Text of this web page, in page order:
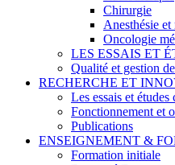
Chirurgie
Anesthésie
Oncologie
LES ESSAIS ET
Qualité et gestion
RECHERCHE ET
Les essais et études
Fonctionnement et
Publications
ENSEIGNEMENT &
Formation initiale